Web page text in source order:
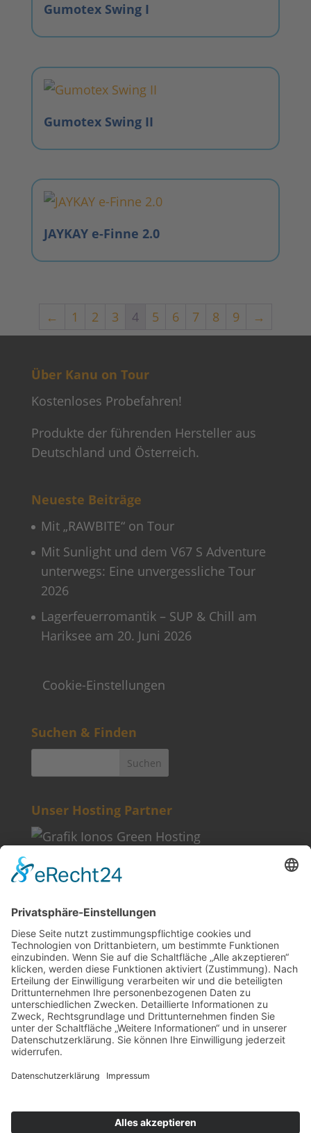
Gumotex Swing I
Gumotex Swing II
JAYKAY e-Finne 2.0
← 1 2 3 4 5 6 7 8 9 →
Über Kanu on Tour
Kostenloses Probefahren!
Produkte der führenden Hersteller aus
Deutschland und Österreich.
Neueste Beiträge
Mit „RAWBITE“ on Tour
Mit Sunlight und dem V67 S Adventure
unterwegs: Eine unvergessliche Tour
2026
Lagerfeuerromantik – SUP & Chill am
Hariksee am 20. Juni 2026
Cookie-Einstellungen
Suchen & Finden
Unser Hosting Partner
Weitere Informationen
Kontakt
Newsletter
FAQ
Schlagworte
Datenschutz
Impressum